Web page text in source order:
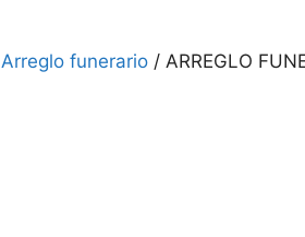
Arreglo funerario / ARREGLO